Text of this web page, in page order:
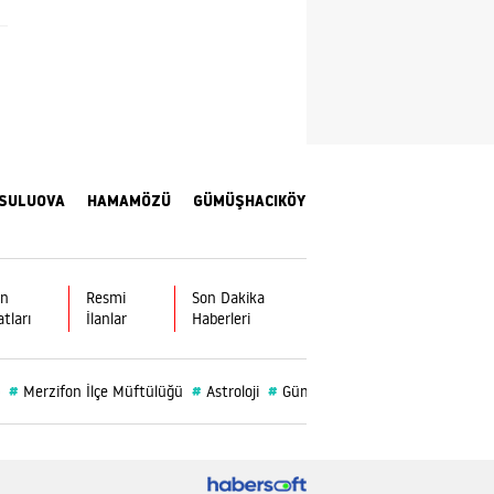
HAMAMÖZÜ GÜMÜŞHACIKÖY
Resmi
İlanlar
Son Dakika
Haberleri
# Merzifon İlçe Müftülüğü # Astroloji # Gümüşhacıköy